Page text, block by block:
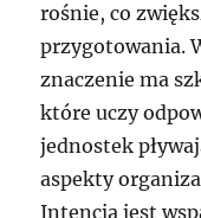
rośnie, co
przygotowania.
znaczenie ma
które uczy
jednostek
aspekty
Intencją jest